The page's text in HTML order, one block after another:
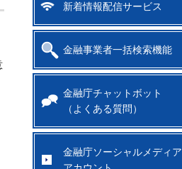
新着情報配信サービス
金融事業者一括検索機能
金融庁チャットボット
（よくある質問）
金融庁ソーシャルメディア